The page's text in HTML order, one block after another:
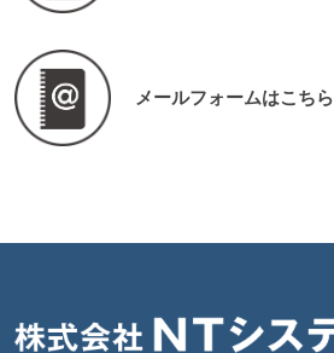
メールフォームはこちら